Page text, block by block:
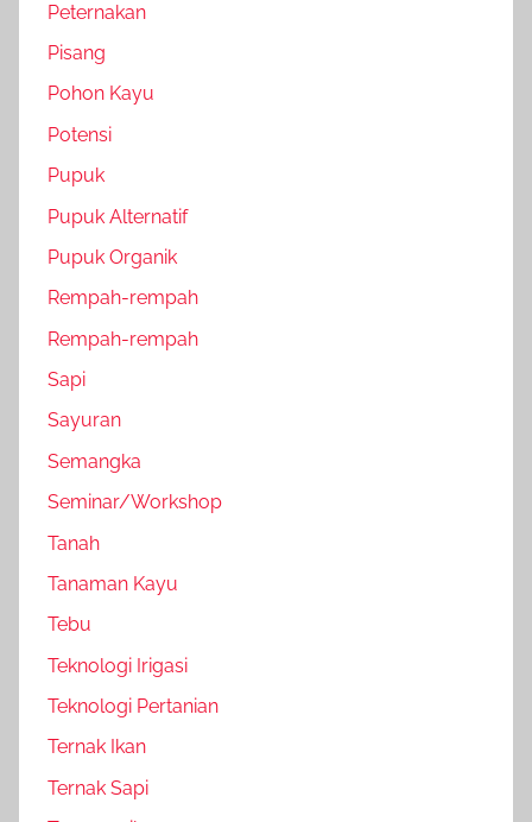
Peternakan
Pisang
Pohon Kayu
Potensi
Pupuk
Pupuk Alternatif
Pupuk Organik
Rempah-rempah
Rempah-rempah
Sapi
Sayuran
Semangka
Seminar/Workshop
Tanah
Tanaman Kayu
Tebu
Teknologi Irigasi
Teknologi Pertanian
Ternak Ikan
Ternak Sapi